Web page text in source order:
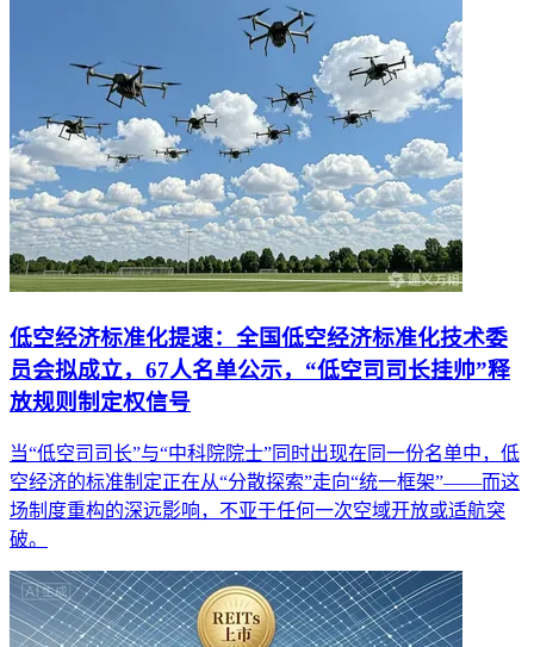
低空经济标准化提速：全国低空经济标准化技术委
员会拟成立，67人名单公示，“低空司司长挂帅”释
放规则制定权信号
当“低空司司长”与“中科院院士”同时出现在同一份名单中，低
空经济的标准制定正在从“分散探索”走向“统一框架”——而这
场制度重构的深远影响，不亚于任何一次空域开放或适航突
破。